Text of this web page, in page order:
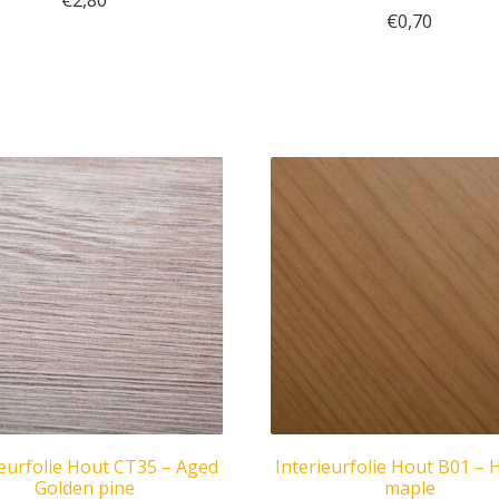
€0,70
Hout CT35 – Aged
Golden pine
Interieurfolie Hout B01 –
maple